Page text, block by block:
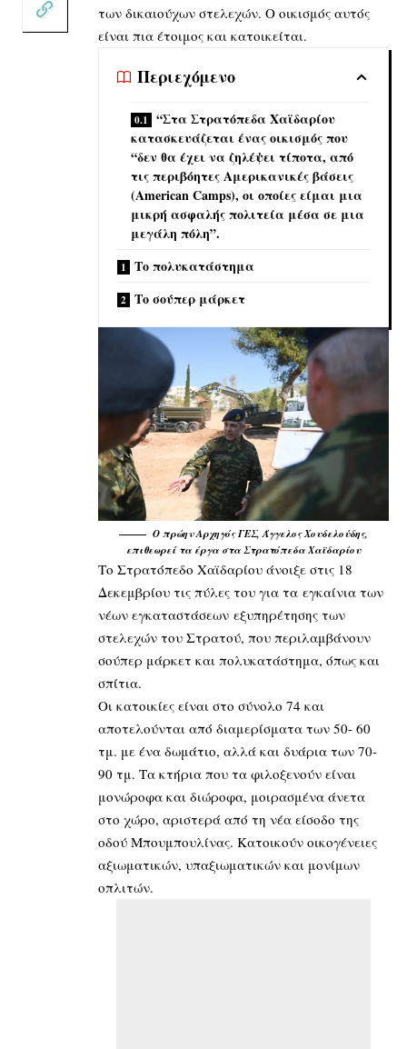
των δικαιούχων στελεχών. Ο οικισμός αυτός
είναι πια έτοιμος και κατοικείται.
Περιεχόμενο
“Στα Στρατόπεδα Χαϊδαρίου
κατασκευάζεται ένας οικισμός που
“δεν θα έχει να ζηλέψει τίποτα, από
τις περιβόητες Αμερικανικές βάσεις
(American Camps), οι οποίες είμαι μια
μικρή ασφαλής πολιτεία μέσα σε μια
μεγάλη πόλη”.
Το πολυκατάστημα
Το σούπερ μάρκετ
Ο πρώην Αρχηγός ΓΕΣ, Άγγελος Χουδελούδης,
επιθεωρεί τα έργα στα Στρατόπεδα Χαϊδαρίου
Το Στρατόπεδο Χαϊδαρίου άνοιξε στις 18
Δεκεμβρίου τις πύλες του για τα εγκαίνια των
νέων εγκαταστάσεων εξυπηρέτησης των
στελεχών του Στρατού, που περιλαμβάνουν
σούπερ μάρκετ και πολυκατάστημα, όπως και
σπίτια.
Οι κατοικίες είναι στο σύνολο 74 και
αποτελούνται από διαμερίσματα των 50- 60
τμ. με ένα δωμάτιο, αλλά και δυάρια των 70-
90 τμ. Τα κτήρια που τα φιλοξενούν είναι
μονώροφα και διώροφα, μοιρασμένα άνετα
στο χώρο, αριστερά από τη νέα είσοδο της
οδού Μπουμπουλίνας. Κατοικούν οικογένειες
αξιωματικών, υπαξιωματικών και μονίμων
οπλιτών.